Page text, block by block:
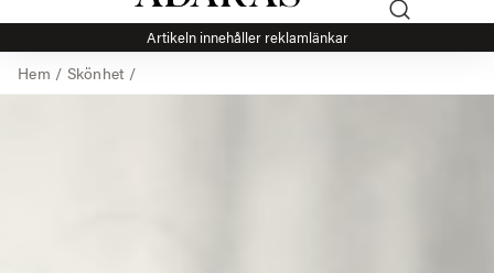
Artikeln innehåller reklamlänkar
Hem / Skönhet/